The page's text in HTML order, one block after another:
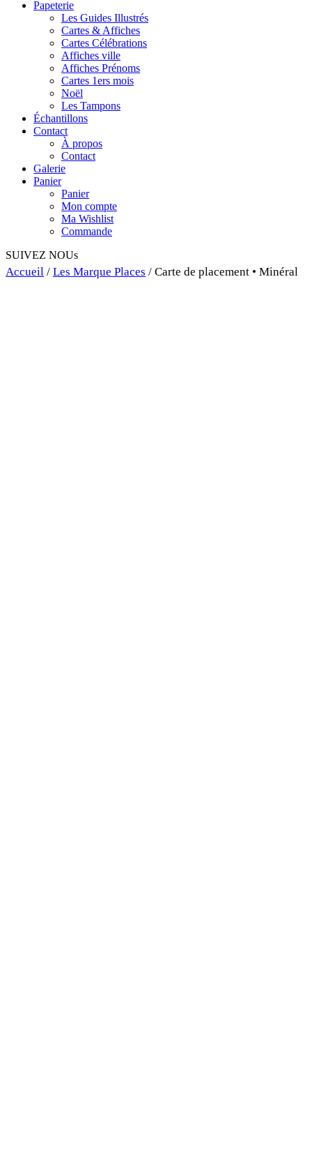
Papeterie
Les Guides Illustrés
Cartes & Affiches
Cartes Célébrations
Affiches ville
Affiches Prénoms
Cartes 1ers mois
Noël
Les Tampons
Échantillons
Contact
À propos
Contact
Galerie
Panier
Panier
Mon compte
Ma Wishlist
Commande
SUIVEZ NOUs
Accueil / Les Marque Places / Carte de placement • Minéral